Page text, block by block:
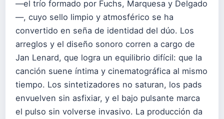
—el trío formado por Fuchs, Marquesa y Delgado
—, cuyo sello limpio y atmosférico se ha
convertido en seña de identidad del dúo. Los
arreglos y el diseño sonoro corren a cargo de
Jan Lenard, que logra un equilibrio difícil: que la
canción suene íntima y cinematográfica al mismo
tiempo. Los sintetizadores no saturan, los pads
envuelven sin asfixiar, y el bajo pulsante marca
el pulso sin volverse invasivo. La producción da